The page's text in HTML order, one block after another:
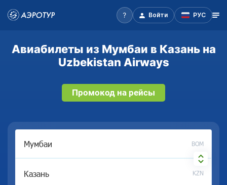
Войти РУС
Авиабилеты из Мумбаи в Казань на
Uzbekistan Airways
Промокод на рейсы
BOM
KZN